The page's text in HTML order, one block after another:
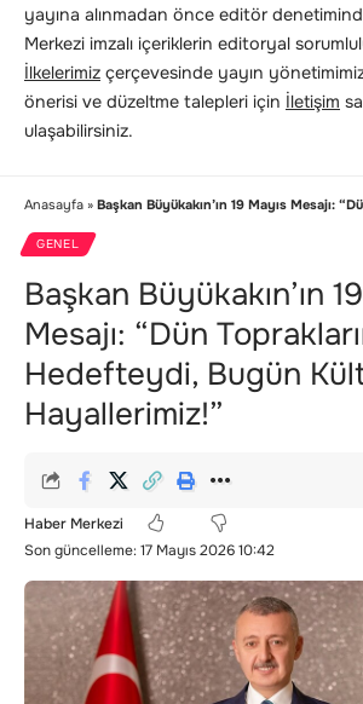
yayına alınmadan önce editör
Merkezi imzalı içeriklerin editoryal
İlkelerimiz çerçevesinde yayın
önerisi ve düzeltme talepleri için İletişim
ulaşabilirsiniz.
Anasayfa » Başkan Büyükakın’ın 19 Mayıs Mesajı: “Dün Topraklarımız
GENEL
Başkan Büyükakın’ın
Mesajı: “Dün
Hedefteydi, Bugün
Hayallerimiz!”
Son güncelleme: 17 Mayıs 2026 10:42
Haber Merkezi